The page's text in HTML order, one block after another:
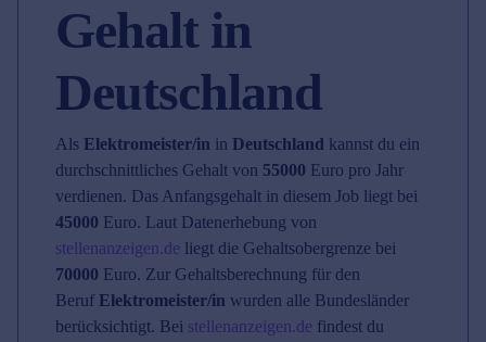
Gehalt in
Deutschland
Als Elektromeister/in in Deutschland kannst du ein
durchschnittliches Gehalt von 55000 Euro pro Jahr
verdienen. Das Anfangsgehalt in diesem Job liegt bei
45000 Euro. Laut Datenerhebung von
stellenanzeigen.de liegt die Gehaltsobergrenze bei
70000 Euro. Zur Gehaltsberechnung für den
Beruf Elektromeister/in wurden alle Bundesländer
berücksichtigt. Bei stellenanzeigen.de findest du